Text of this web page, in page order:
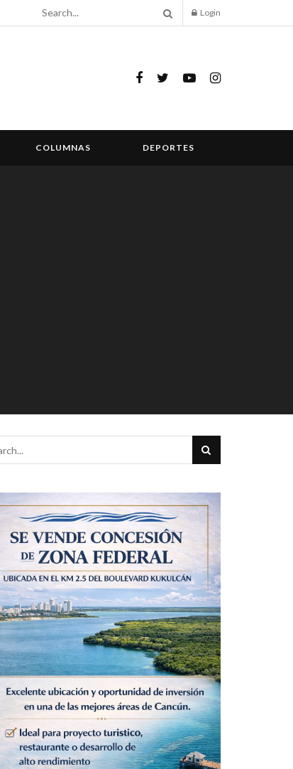
Login
COLUMNAS DEPORTES